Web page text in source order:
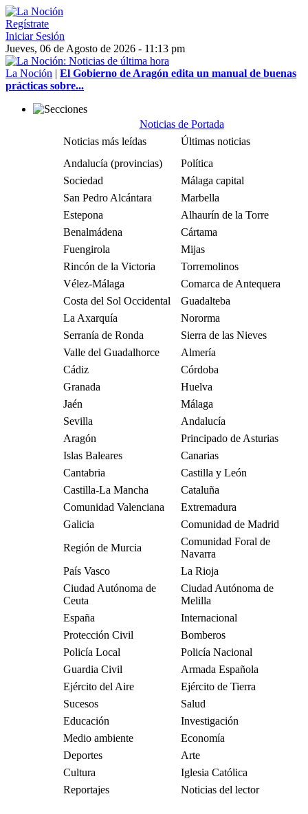
Regístrate
Iniciar Sesión
Jueves, 06 de Agosto de 2026 - 11:13 pm
La Noción | El Gobierno de Aragón edita un manual de buenas
prácticas sobre...
Noticias de Portada
Noticias más leídas
Últimas noticias
Andalucía (provincias)
Política
Sociedad
Málaga capital
San Pedro Alcántara
Marbella
Estepona
Alhaurín de la Torre
Benalmádena
Cártama
Fuengirola
Mijas
Rincón de la Victoria
Torremolinos
Vélez-Málaga
Comarca de Antequera
Costa del Sol Occidental
Guadalteba
La Axarquía
Nororma
Serranía de Ronda
Sierra de las Nieves
Valle del Guadalhorce
Almería
Cádiz
Córdoba
Granada
Huelva
Jaén
Málaga
Sevilla
Andalucía
Aragón
Principado de Asturias
Islas Baleares
Canarias
Cantabria
Castilla y León
Castilla-La Mancha
Cataluña
Comunidad Valenciana
Extremadura
Galicia
Comunidad de Madrid
Región de Murcia
Comunidad Foral de
Navarra
País Vasco
La Rioja
Ciudad Autónoma de
Ceuta
Ciudad Autónoma de
Melilla
España
Internacional
Protección Civil
Bomberos
Policía Local
Policía Nacional
Guardia Civil
Armada Española
Ejército del Aire
Ejército de Tierra
Sucesos
Salud
Educación
Investigación
Medio ambiente
Economía
Deportes
Arte
Cultura
Iglesia Católica
Reportajes
Noticias del lector